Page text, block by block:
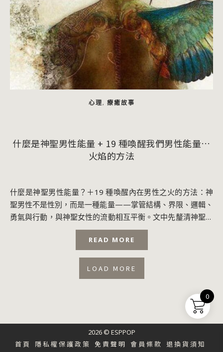
心理, 療癒故事
什麼是神聖男性能量 + 19 種喚醒我們男性能量的
火焰的方法
什麼是神聖男性能量？＋19 種喚醒內在男性之火的方法：神
聖男性不是性別，而是一種能量——掌管結構、界限、邏輯、
勇氣與行動，與神聖女性的流動相互平衡。文中先釐清神聖男
性的特質、象徵與被父權扭曲的「陰影面...
READ MORE
LOAD MORE
2026 © ESPPOP
首頁 隱私權保護政策 免責聲明 會員條款 退換貨須知
0